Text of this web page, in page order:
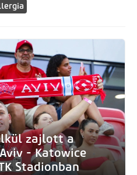
zajlott a
- Katowice
Stadionban